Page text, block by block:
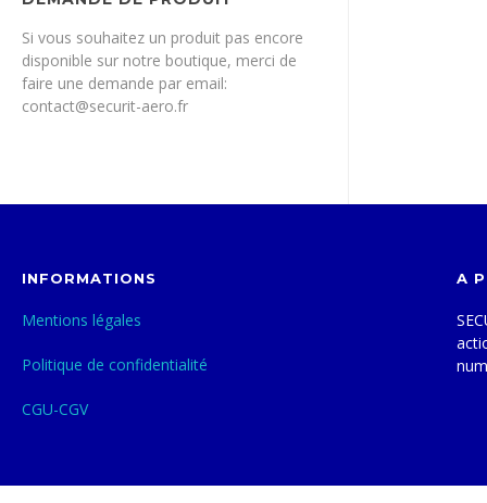
Si vous souhaitez un produit pas encore
disponible sur notre boutique, merci de
faire une demande par email:
contact@securit-aero.fr
INFORMATIONS
Mentions légales
Politique de confidentialité
CGU-CGV
A